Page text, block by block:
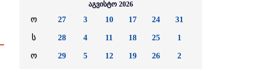
აგვისტო 2026
ო
ს
ო
27
28
29
3
4
5
10
11
12
17
18
19
24
25
26
31
1
2